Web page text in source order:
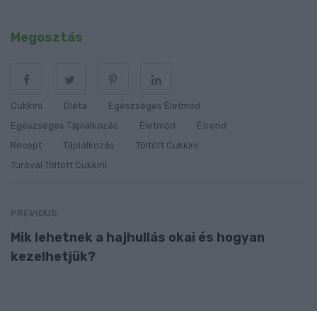
Megosztás
Cukkini Diéta
Egészséges Életmód
Egészséges Táplálkozás
Életmód
Étrend
Recept
Táplálkozás
Töltött Cukkini
Túróval Töltött Cukkini
PREVIOUS
Mik lehetnek a hajhullás okai és hogyan
kezelhetjük?